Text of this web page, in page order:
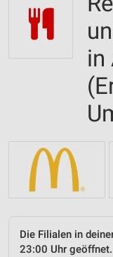
in
Die Filialen in
23:00 Uhr geöffnet.